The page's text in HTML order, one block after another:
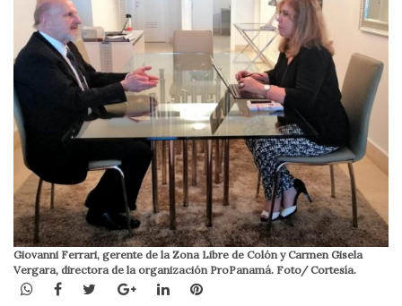
Giovanni Ferrari, gerente de la Zona Libre de Colón y Carmen Gisela
Vergara, directora de la organización ProPanamá. Foto/ Cortesía.
WhatsApp
Facebook
TwitterGoogle+LinkedInPinterest